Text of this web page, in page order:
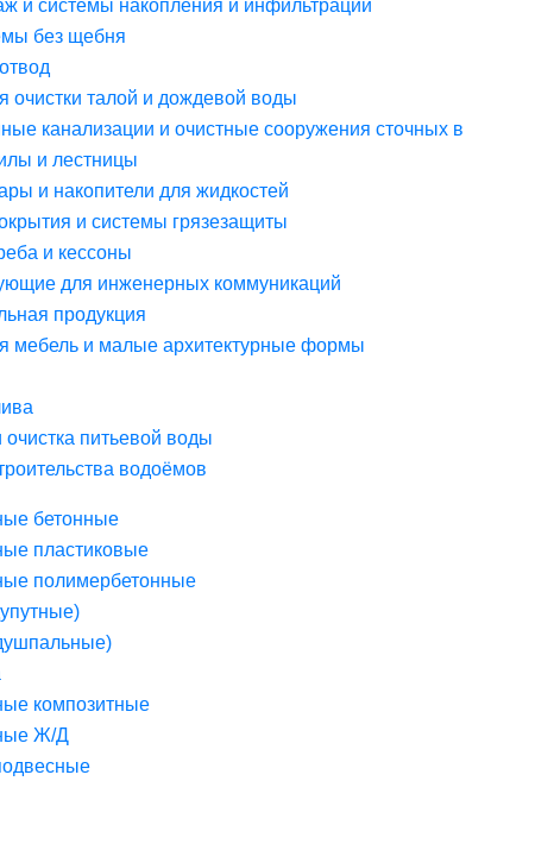
и системы накопления и инфильтрации
без щебня
очистки талой и дождевой воды
канализации и очистные сооружения сточных в
и лестницы
и накопители для жидкостей
и системы грязезащиты
и кессоны
для инженерных коммуникаций
продукция
мебель и малые архитектурные формы
очистка питьевой воды
водоёмов
бетонные
пластиковые
полимербетонные
композитные
Ж/Д